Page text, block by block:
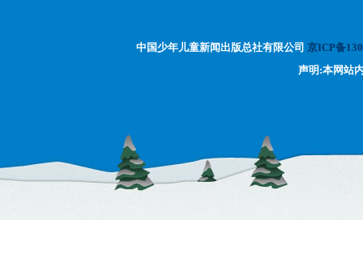
中国少年儿童新闻出版总社有限公司 京ICP备
声明:本网站